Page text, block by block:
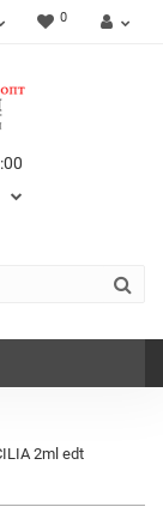
0
2ml edt